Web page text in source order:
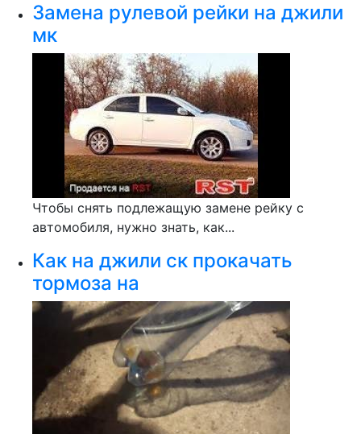
Замена рулевой рейки на джили
мк
Чтобы снять подлежащую замене рейку с
автомобиля, нужно знать, как...
Как на джили ск прокачать
тормоза на